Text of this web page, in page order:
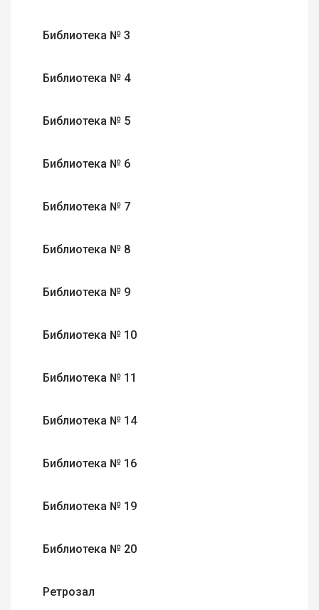
Библиотека № 3
Библиотека № 4
Библиотека № 5
Библиотека № 6
Библиотека № 7
Библиотека № 8
Библиотека № 9
Библиотека № 10
Библиотека № 11
Библиотека № 14
Библиотека № 16
Библиотека № 19
Библиотека № 20
Ретрозал